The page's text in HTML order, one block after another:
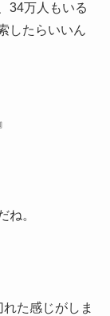
34万人もいる
したらいいん
ね。
た感じがしま